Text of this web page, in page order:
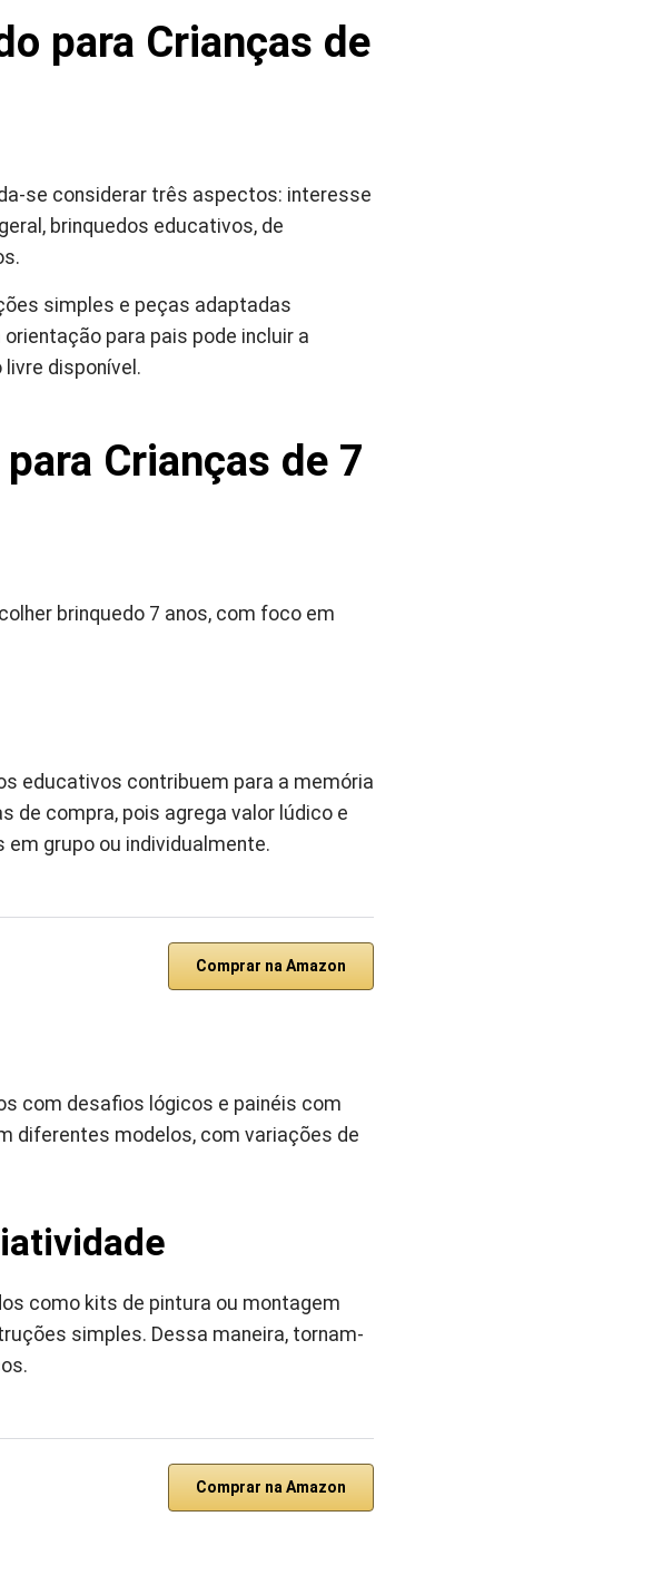
para Crianças de
se considerar três aspectos: interesse
brinquedos educativos, de
simples e peças adaptadas
para pais pode incluir a
disponível.
Crianças de 7
brinquedo 7 anos, com foco em
educativos contribuem para a memória
de compra, pois agrega valor lúdico e
grupo ou individualmente.
Comprar na Amazon
com desafios lógicos e painéis com
diferentes modelos, com variações de
como kits de pintura ou montagem
simples. Dessa maneira, tornam-
Comprar na Amazon